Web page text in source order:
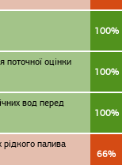
100%
поточної оцінки
100%
вод перед
100%
палива
66%